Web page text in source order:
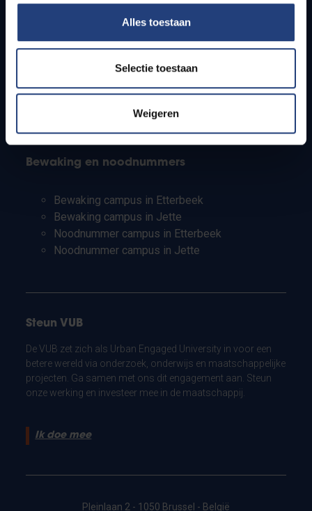
Alles toestaan
Selectie toestaan
Weigeren
Studenten
PhD-studenten
Leerkrachten en secundaire scholen
Bewaking en noodnummers
Bewaking campus in Etterbeek
Bewaking campus in Jette
Noodnummer campus in Etterbeek
Noodnummer campus in Jette
Steun VUB
De VUB zet zich als Urban Engaged University in voor een
betere wereld via onderzoek, onderwijs en maatschappelijke
projecten. Ga samen met ons dit engagement aan. Steun
onze werking en investeer mee in de maatschappij.
Ik doe mee
Pleinlaan 2 - 1050 Brussel - België